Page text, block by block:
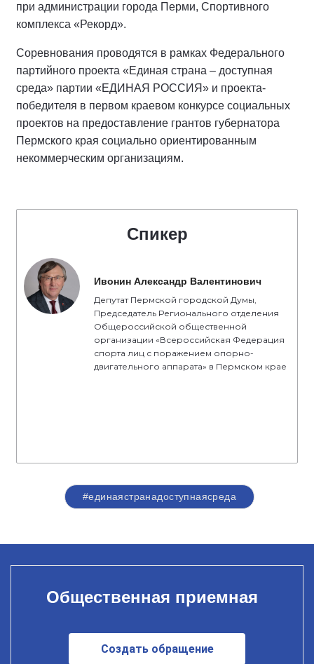
при администрации города Перми, Спортивного
комплекса «Рекорд».
Соревнования проводятся в рамках Федерального
партийного проекта «Единая страна – доступная
среда» партии «ЕДИНАЯ РОССИЯ» и проекта-
победителя в первом краевом конкурсе социальных
проектов на предоставление грантов губернатора
Пермского края социально ориентированным
некоммерческим организациям.
Спикер
Ивонин Александр Валентинович
Депутат Пермской городской Думы,
Председатель Регионального отделения
Общероссийской общественной
организации «Всероссийская Федерация
спорта лиц с поражением опорно-
двигательного аппарата» в Пермском крае
#единаястранадоступнаясреда
Общественная приемная
Создать обращение